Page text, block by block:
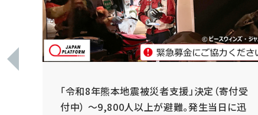
「令和8年熊本地震被災者支援」決定（寄付受
付中） ～9,800人以上が避難。発生当日に迅